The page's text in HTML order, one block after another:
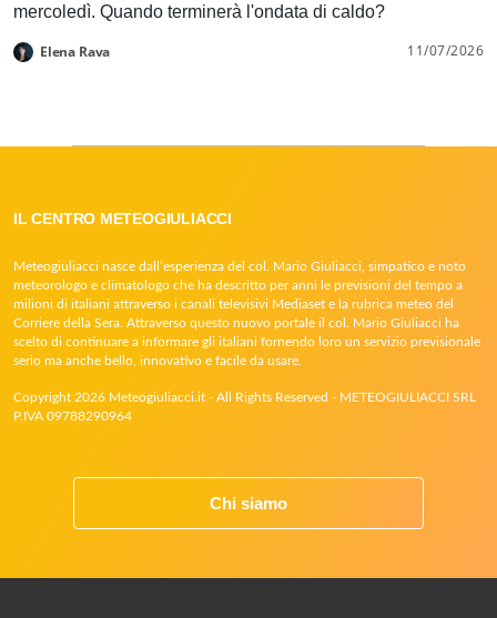
mercoledì. Quando terminerà l'ondata di caldo?
Elena Rava 11/07/2026
IL CENTRO METEOGIULIACCI
Meteogiuliacci nasce dall’esperienza del col. Mario Giuliacci, simpatico e noto
meteorologo e climatologo che ha descritto per anni le previsioni del tempo a
milioni di italiani attraverso i canali televisivi Mediaset e la rubrica meteo del
Corriere della Sera. Attraverso questo nuovo portale il col. Mario Giuliacci ha
scelto di continuare a informare gli italiani fornendo loro un servizio previsionale
serio ma anche bello, innovativo e facile da usare.
Copyright 2026 Meteogiuliacci.it - All Rights Reserved - METEOGIULIACCI SRL
P.IVA 09788290964
Chi siamo